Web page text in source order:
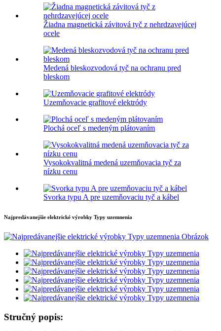
Žiadna magnetická závitová tyč z nehrdzavejúcej
ocele
Medená bleskozvodová tyč na ochranu pred
bleskom
Uzemňovacie grafitové elektródy
Plochá oceľ s medeným plátovaním
Vysokokvalitná medená uzemňovacia tyč za
nízku cenu
Svorka typu A pre uzemňovaciu tyč a kábel
Najpredávanejšie elektrické výrobky Typy uzemnenia
Stručný popis: